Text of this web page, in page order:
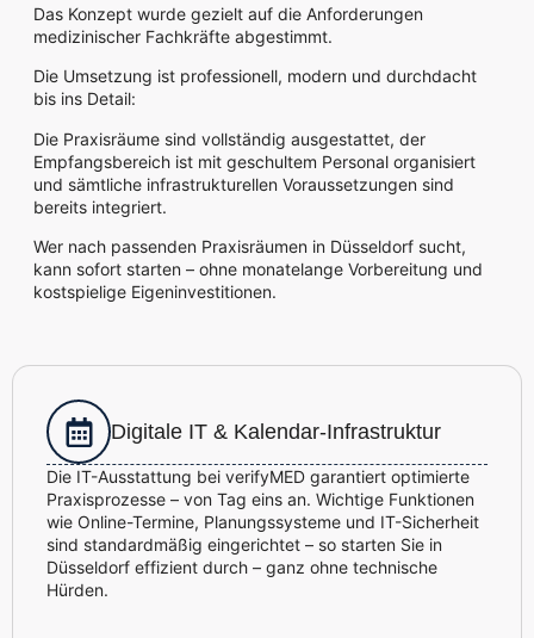
Das Konzept wurde gezielt auf die Anforderungen
medizinischer Fachkräfte abgestimmt.
Die Umsetzung ist professionell, modern und durchdacht
bis ins Detail:
Die Praxisräume sind vollständig ausgestattet, der
Empfangsbereich ist mit geschultem Personal organisiert
und sämtliche infrastrukturellen Voraussetzungen sind
bereits integriert.
Wer nach passenden Praxisräumen in Düsseldorf sucht,
kann sofort starten – ohne monatelange Vorbereitung und
kostspielige Eigeninvestitionen.
Digitale IT & Kalendar-Infrastruktur
Die IT-Ausstattung bei verifyMED garantiert optimierte
Praxisprozesse – von Tag eins an. Wichtige Funktionen
wie Online-Termine, Planungssysteme und IT-Sicherheit
sind standardmäßig eingerichtet – so starten Sie in
Düsseldorf effizient durch – ganz ohne technische
Hürden.